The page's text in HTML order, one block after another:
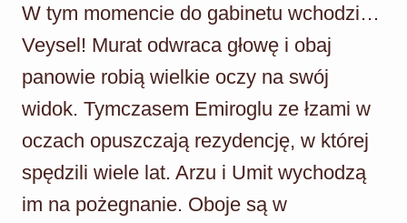
W tym momencie do gabinetu wchodzi…
Veysel! Murat odwraca głowę i obaj
panowie robią wielkie oczy na swój
widok. Tymczasem Emiroglu ze łzami w
oczach opuszczają rezydencję, w której
spędzili wiele lat. Arzu i Umit wychodzą
im na pożegnanie. Oboje są w